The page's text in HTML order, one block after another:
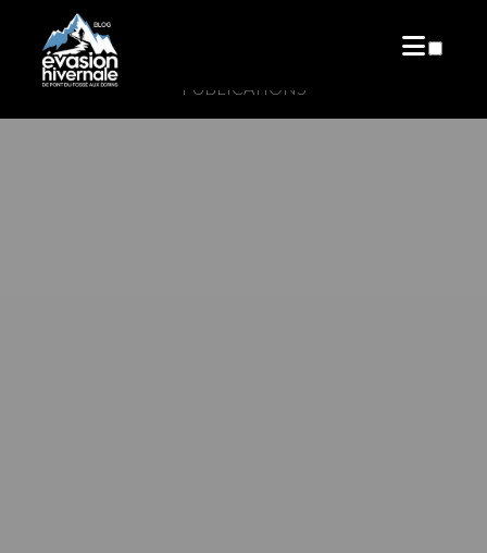
PUBLICATIONS